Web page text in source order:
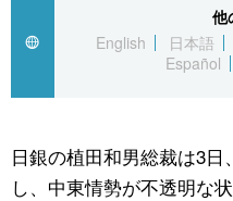
国際
社会
文化
アーカイブ
Japan Data
旅と暮らし
動画/Live
科学・技術
暮らし
スポーツ・東京2020
他
English
日本語
Español
日銀の植田和男総裁は3
し、中東情勢が不透明な